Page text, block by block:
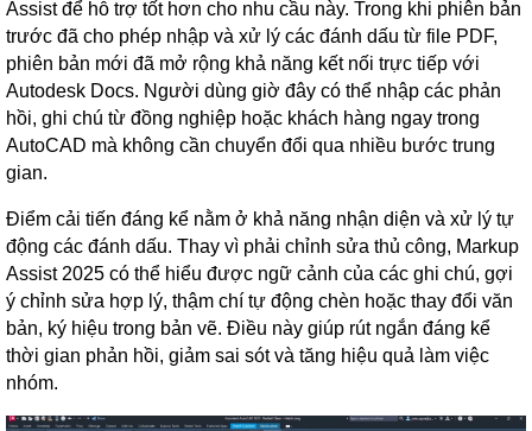
Assist để hỗ trợ tốt hơn cho nhu cầu này. Trong khi phiên bản
trước đã cho phép nhập và xử lý các đánh dấu từ file PDF,
phiên bản mới đã mở rộng khả năng kết nối trực tiếp với
Autodesk Docs. Người dùng giờ đây có thể nhập các phản
hồi, ghi chú từ đồng nghiệp hoặc khách hàng ngay trong
AutoCAD mà không cần chuyển đổi qua nhiều bước trung
gian.
Điểm cải tiến đáng kể nằm ở khả năng nhận diện và xử lý tự
động các đánh dấu. Thay vì phải chỉnh sửa thủ công, Markup
Assist 2025 có thể hiểu được ngữ cảnh của các ghi chú, gợi
ý chỉnh sửa hợp lý, thậm chí tự động chèn hoặc thay đổi văn
bản, ký hiệu trong bản vẽ. Điều này giúp rút ngắn đáng kể
thời gian phản hồi, giảm sai sót và tăng hiệu quả làm việc
nhóm.